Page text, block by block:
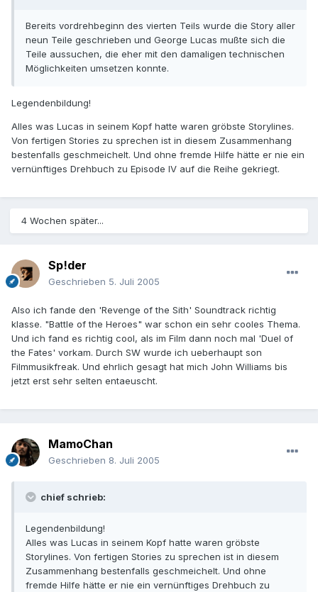
Bereits vordrehbeginn des vierten Teils wurde die Story aller
neun Teile geschrieben und George Lucas mußte sich die
Teile aussuchen, die eher mit den damaligen technischen
Möglichkeiten umsetzen konnte.
Legendenbildung!
Alles was Lucas in seinem Kopf hatte waren gröbste Storylines.
Von fertigen Stories zu sprechen ist in diesem Zusammenhang
bestenfalls geschmeichelt. Und ohne fremde Hilfe hätte er nie ein
vernünftiges Drehbuch zu Episode IV auf die Reihe gekriegt.
4 Wochen später...
Sp!der
Geschrieben 5. Juli 2005
Also ich fande den 'Revenge of the Sith' Soundtrack richtig
klasse. "Battle of the Heroes" war schon ein sehr cooles Thema.
Und ich fand es richtig cool, als im Film dann noch mal 'Duel of
the Fates' vorkam. Durch SW wurde ich ueberhaupt son
Filmmusikfreak. Und ehrlich gesagt hat mich John Williams bis
jetzt erst sehr selten entaeuscht.
MamoChan
Geschrieben 8. Juli 2005
chief schrieb:
Legendenbildung!
Alles was Lucas in seinem Kopf hatte waren gröbste
Storylines. Von fertigen Stories zu sprechen ist in diesem
Zusammenhang bestenfalls geschmeichelt. Und ohne
fremde Hilfe hätte er nie ein vernünftiges Drehbuch zu